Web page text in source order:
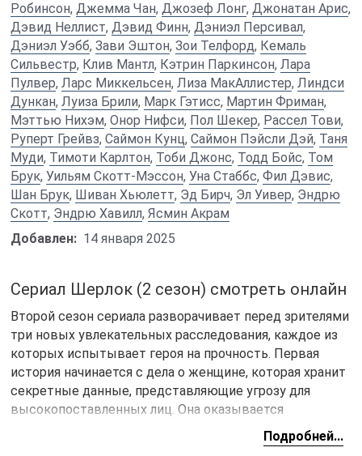
Робинсон,Джемма Чан,Джозеф Лонг,Джонатан Арис,
Дэвид Неллист,Дэвид Финн,Дэниэл Персивал,
Дэниэл Уэбб,Зави Эштон,Зои Телфорд, Кемаль
Сильвестр, Клив Мантл, Кэтрин Паркинсон,Лара
Пулвер,Ларс Миккельсен,Лиза МакАллистер,Линдси
Дункан,Луиза Брили, Марк Гэтисс, Мартин Фриман,
Мэттью Нихэм,Онор Нифси, Пол Шекер, Рассел Тови,
Руперт Грейвз,Саймон Кунц,Саймон Пэйсли Дэй, Таня
Муди, Тимоти Карлтон, Тоби Джонс, Тодд Бойс, Том
Брук,Уильям Скотт-Мэссон,Уна Стаббс,Фил Дэвис,
Шан Брук, Шиван Хьюлетт, Эд Бирч, Эл Уивер, Эндрю
Скотт, Эндрю Хавилл,Ясмин Акрам
Добавлен: 14 января 2025
Сериал Шерлок (2 сезон) смотреть онлайн
Второй сезон сериала разворачивает перед зрителями
три новых увлекательных расследования, каждое из
которых испытывает героя на прочность. Первая
история начинается с дела о женщине, которая хранит
секретные данные, представляющие угрозу для
высокопоставленных лиц. Она оказывается
достойной соперницей для детектива, что делает
противостояние между ними особенно напряженным.
Подробней...